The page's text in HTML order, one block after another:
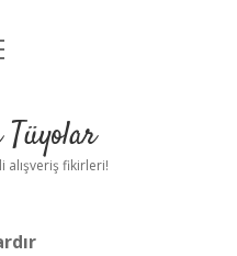
alışveriş fikirleri!